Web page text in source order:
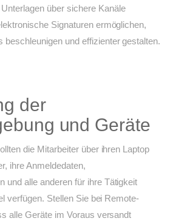
über sichere Kanäle
Signaturen ermöglichen,
beschleunigen und effizienter gestalten.
der
und Geräte
die Mitarbeiter über ihren Laptop
ihre Anmeldedaten,
und alle anderen für ihre Tätigkeit
verfügen. Stellen Sie bei Remote-
alle Geräte im Voraus versandt